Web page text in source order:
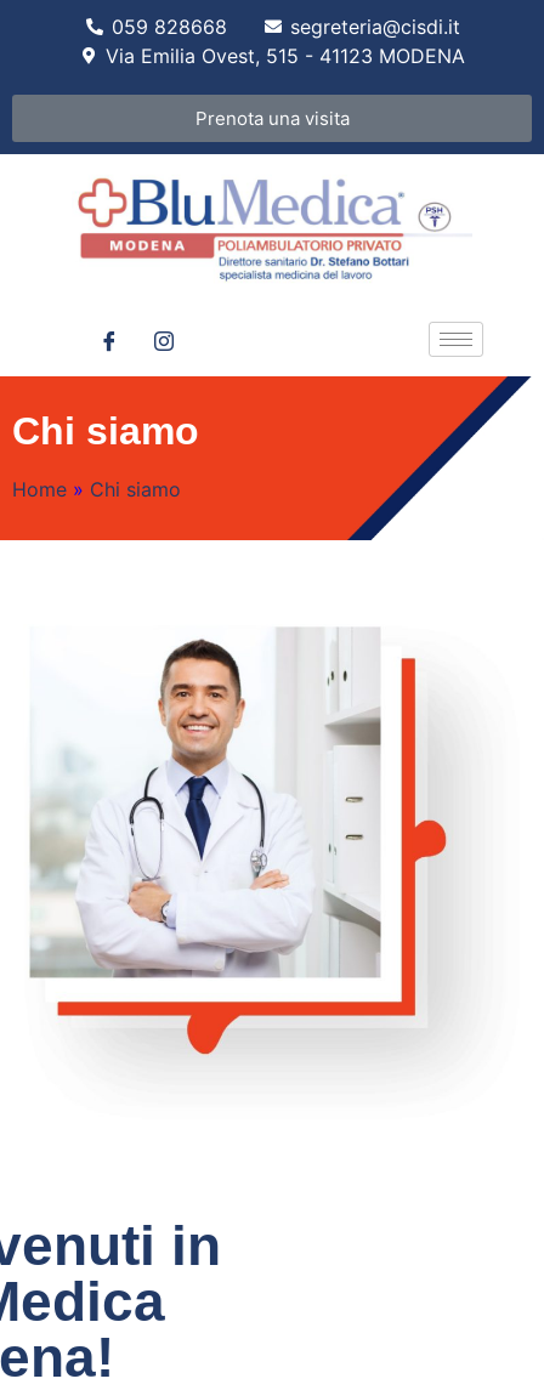
059 828668
segreteria@cisdi.it
Via Emilia Ovest, 515 - 41123 MODENA
Prenota una visita
Chi siamo
Home » Chi siamo
in